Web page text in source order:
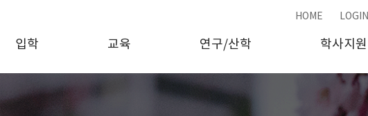
HOME LOGIN
입학 교육 연구/산학 학사지원